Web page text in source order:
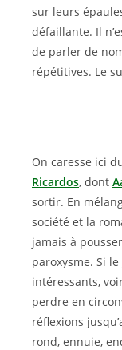
sur leurs
défaillante. Il
de parler de
répétitives. Le
On caresse ici
Ricardos, dont
sortir. En
société et la
jamais à
paroxysme. Si
intéressants,
perdre en
réflexions
rond, ennuie,